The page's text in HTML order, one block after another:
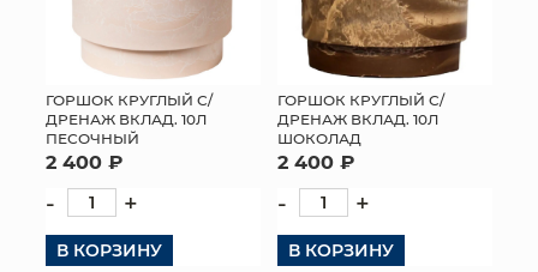
ГОРШОК КРУГЛЫЙ С/
ДРЕНАЖ ВКЛАД. 10Л
ПЕСОЧНЫЙ
2 400 ₽
- +
В КОРЗИНУ
ГОРШОК КРУГЛЫЙ С/
ДРЕНАЖ ВКЛАД. 10Л
ШОКОЛАД
2 400 ₽
- +
В КОРЗИНУ